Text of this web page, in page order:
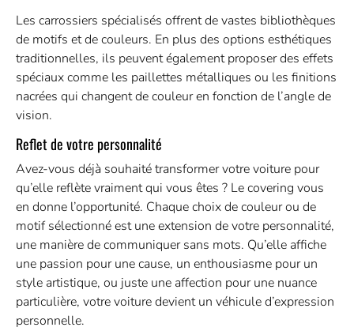
Les carrossiers spécialisés offrent de vastes bibliothèques
de motifs et de couleurs. En plus des options esthétiques
traditionnelles, ils peuvent également proposer des effets
spéciaux comme les paillettes métalliques ou les finitions
nacrées qui changent de couleur en fonction de l’angle de
vision.
Reflet de votre personnalité
Avez-vous déjà souhaité transformer votre voiture pour
qu’elle reflète vraiment qui vous êtes ? Le covering vous
en donne l’opportunité. Chaque choix de couleur ou de
motif sélectionné est une extension de votre personnalité,
une manière de communiquer sans mots. Qu’elle affiche
une passion pour une cause, un enthousiasme pour un
style artistique, ou juste une affection pour une nuance
particulière, votre voiture devient un véhicule d’expression
personnelle.